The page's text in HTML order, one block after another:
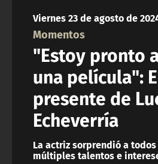
Viernes 23 de agosto de
Momentos
"Estoy pronto
una película":
presente de
Echeverría
La actriz sorprendió a
múltiples talentos e